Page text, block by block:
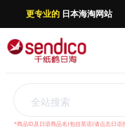
更专业的日本海淘网站
全站搜索
*商品ID及日语商品名(包括英语)请点击日语